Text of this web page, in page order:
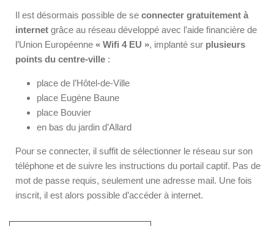
Il est désormais possible de se connecter gratuitement à
internet grâce au réseau développé avec l’aide financière de
l’Union Européenne « Wifi 4 EU », implanté sur plusieurs
points du centre-ville :
place de l’Hôtel-de-Ville
place Eugène Baune
place Bouvier
en bas du jardin d’Allard
Pour se connecter, il suffit de sélectionner le réseau sur son
téléphone et de suivre les instructions du portail captif. Pas de
mot de passe requis, seulement une adresse mail. Une fois
inscrit, il est alors possible d’accéder à internet.